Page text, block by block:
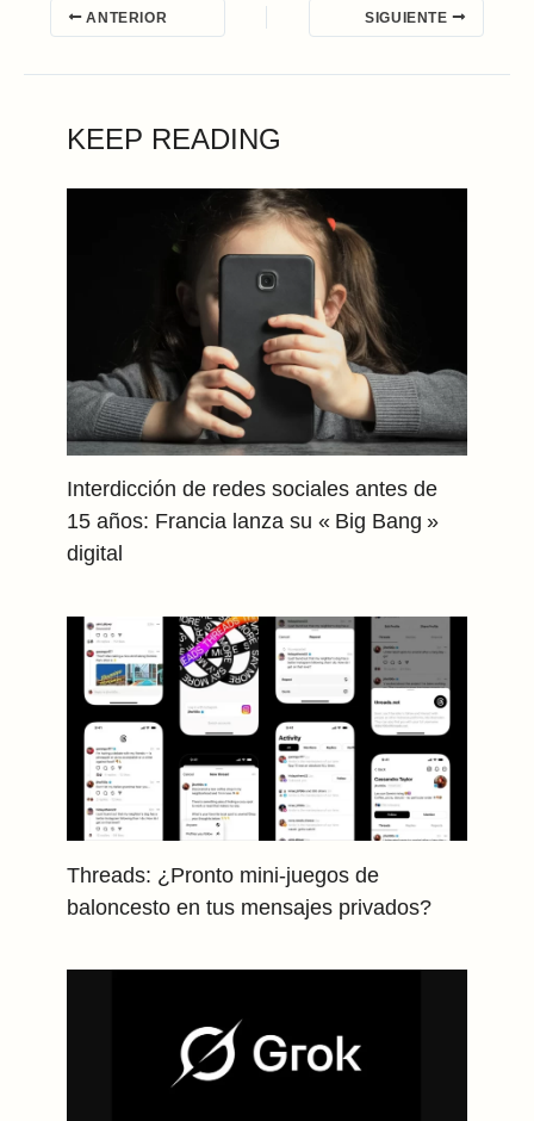
ANTERIOR SIGUIENTE
KEEP READING
Interdicción de redes sociales antes de
15 años: Francia lanza su « Big Bang »
digital
Threads: ¿Pronto mini-juegos de
baloncesto en tus mensajes privados?